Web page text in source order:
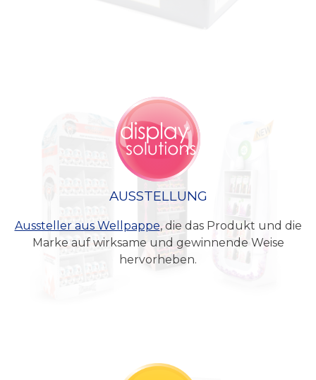
AUSSTELLUNG
Aussteller aus Wellpappe, die das Produkt und die
Marke auf wirksame und gewinnende Weise
hervorheben.